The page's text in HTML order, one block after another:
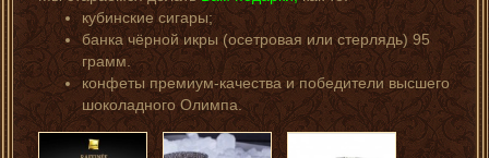
кубинские сигары;
банка чёрной икры (осетровая или стерлядь) 95
грамм.
конфеты премиум-качества и победители высшего
шоколадного Олимпа.